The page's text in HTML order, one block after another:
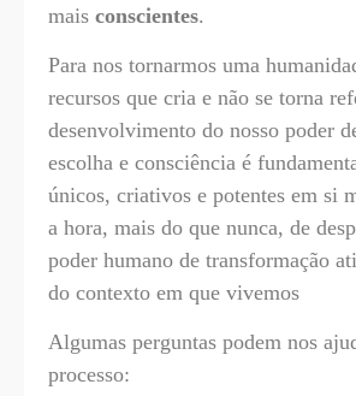
mais conscientes.
Para nos tornarmos uma
recursos que cria e não se torna
desenvolvimento do nosso poder
escolha e consciência é
únicos, criativos e potentes em si
a hora, mais do que nunca, de
poder humano de transformação
do contexto em que vivemos
Algumas perguntas podem nos
processo: